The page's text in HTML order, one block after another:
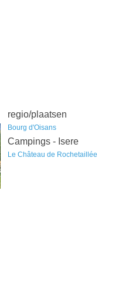
regio/plaatsen
Bourg d'Oisans
Campings - Isere
Le Château de Rochetaillée